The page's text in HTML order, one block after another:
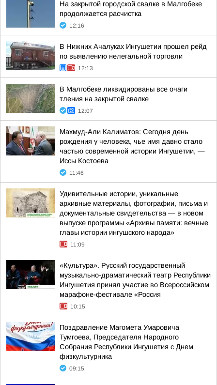
На закрытой городской свалке в Малгобеке
продолжается расчистка
12:16
В Нижних Ачалуках Ингушетии прошел рейд
по выявлению нелегальной торговли
12:13
В Малгобеке ликвидированы все очаги
тления на закрытой свалке
12:07
Махмуд-Али Калиматов: Сегодня день
рождения у человека, чье имя давно стало
частью современной истории Ингушетии, —
Иссы Костоева
11:46
Удивительные истории, уникальные
архивные материалы, фотографии, письма и
документальные свидетельства — в новом
выпуске программы «Архивы памяти: вечные
главы истории ингушского народа»
11:09
«Культура». Русский государственный
музыкально-драматический театр Республики
Ингушетия принял участие во Всероссийском
марафоне-фестивале «Россия
10:15
Поздравление Магомета Умаровича
Тумгоева, Председателя Народного
Собрания Республики Ингушетия с Днем
физкультурника
09:15